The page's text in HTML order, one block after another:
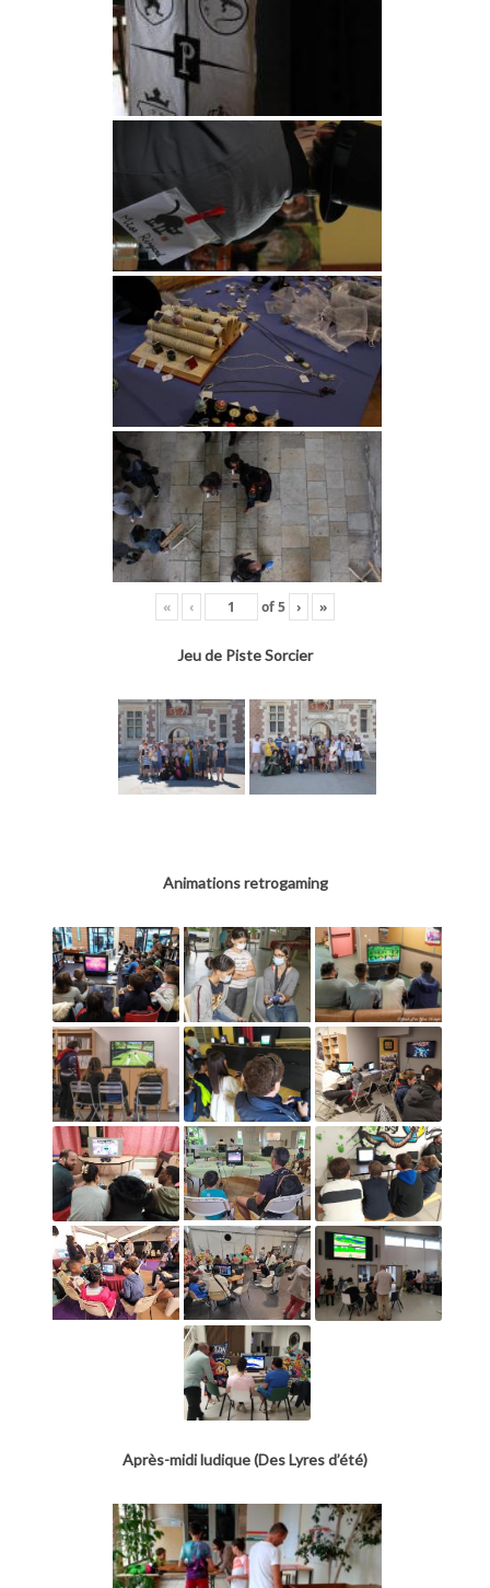
« ‹ of5 › »
Jeu de Piste Sorcier
Animations retrogaming
Après-midi ludique (Des Lyres d’été)